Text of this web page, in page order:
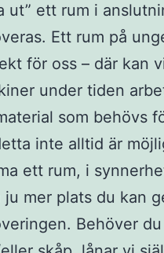
ut” ett rum i
Ett rum på
för oss – där kan
under tiden
som behövs
inte alltid är
ett rum, i
ju mer plats du kan
Behöver